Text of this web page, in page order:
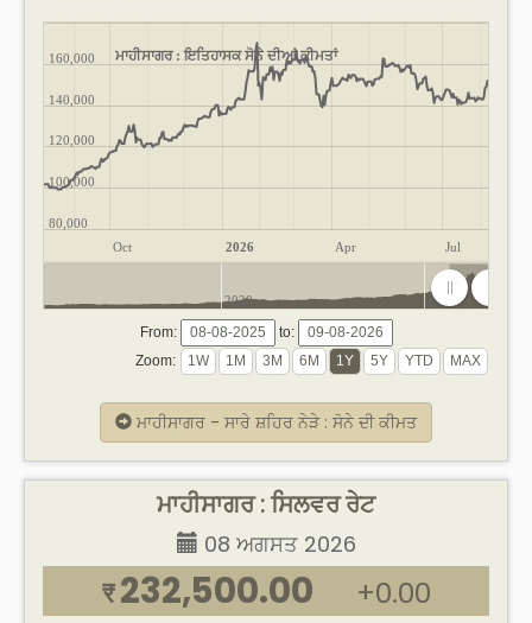
ਮਾਹੀਸਾਗਰ : ਇਤਿਹਾਸਕ ਸੋਨੇ ਦੀਆਂ ਕੀਮਤਾਂ
Oct 2026 Apr Jul
80,000
100,000
120,000
140,000
160,000
2020 2025
From:
to:
Zoom:
ਮਾਹੀਸਾਗਰ - ਸਾਰੇ ਸ਼ਹਿਰ ਨੇੜੇ : ਸੋਨੇ ਦੀ ਕੀਮਤ
ਮਾਹੀਸਾਗਰ : ਸਿਲਵਰ ਰੇਟ
08 ਅਗਸਤ 2026
₹ 232,500.00 +0.00